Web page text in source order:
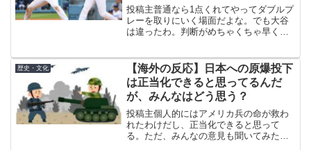
だな」「セオリー的には間違って
るんだけど結果オーライだな」
投稿主普通なら1点くれてやってダブルプ
レーを取りにいく場面だよな。でも大谷
は違ったわ。判断がめちゃくちゃ早くて
うに送球してアウトをもぎ取ったあの咄
嗟の判断力、マジで神が...
歴史・文化
【海外の反応】日本への原爆投下
は正当化できると思ってるんだ
が、みんなはどう思う？
投稿主個人的にはアメリカ兵の命が救わ
れたわけだし、正当化できると思って
る。ただ、みんなの意見も聞いてみた